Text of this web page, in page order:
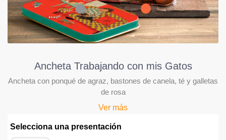
Ancheta Trabajando con mis Gatos
Ancheta con ponqué de agraz, bastones de canela, té y galletas
de rosa
Ver más
Selecciona una presentación